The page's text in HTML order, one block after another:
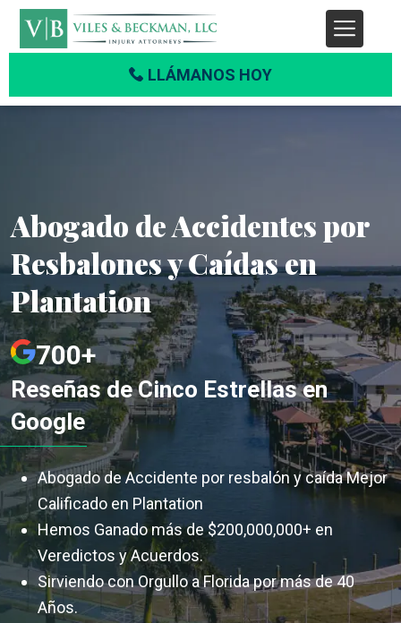
LLÁMANOS HOY
Abogado de Accidentes por
Resbalones y Caídas en
Plantation
700+
Reseñas de Cinco Estrellas en
Google
Abogado de Accidente por resbalón y caída Mejor
Calificado en Plantation
Hemos Ganado más de $200,000,000+ en
Veredictos y Acuerdos.
Sirviendo con Orgullo a Florida por más de 40
Años.